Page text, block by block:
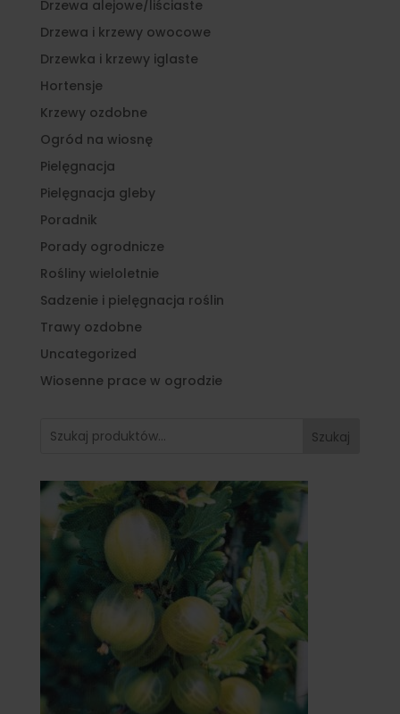
Drzewa alejowe/liściaste
Drzewa i krzewy owocowe
Drzewka i krzewy iglaste
Hortensje
Krzewy ozdobne
Ogród na wiosnę
Pielęgnacja
Pielęgnacja gleby
Poradnik
Porady ogrodnicze
Rośliny wieloletnie
Sadzenie i pielęgnacja roślin
Trawy ozdobne
Uncategorized
Wiosenne prace w ogrodzie
Szukaj